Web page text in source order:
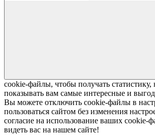
cookie-файлы, чтобы получать статистику,
показывать вам самые интересные и
Вы можете отключить cookie-файлы в
пользоваться сайтом без изменения
согласие на использование ваших cookie-
видеть вас на нашем сайте!